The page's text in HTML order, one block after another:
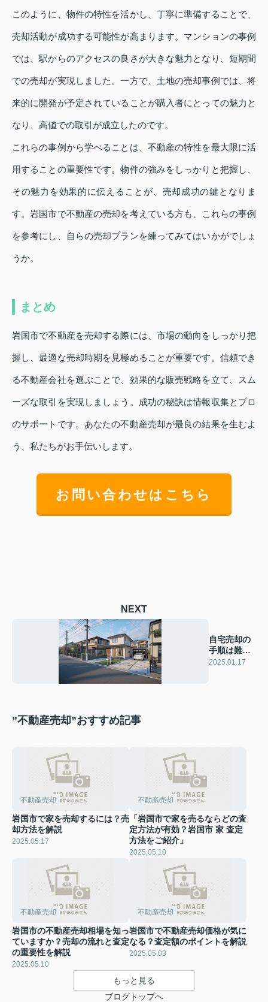
このように、物件の特性を活かし、丁寧に準備することで、
売却活動が成功する可能性が高まります。マンションの事例
では、駅からのアクセスの良さが大きな魅力となり、短期間
での売却が実現しました。一方で、土地の売却事例では、将
来的に開発が予定されていることが購入者にとっての魅力と
なり、高値での取引が成立したのです。
これらの事例から学べることは、不動産の特性を最大限に活
用することの重要性です。物件の強みをしっかりと把握し、
その魅力を効果的に伝えることが、売却成功の鍵となりま
す。岩国市で不動産の売却を考えている方も、これらの事例
を参考にし、自らの売却プランを練ってみてはいかがでしょ
うか。
まとめ
岩国市で不動産を売却する際には、市場の動向をしっかり把
握し、最適な売却時期を見極めることが重要です。信頼でき
る不動産会社を選ぶことで、効果的な販売戦略を立て、スム
ーズな取引を実現しましょう。成功の秘訣は情報収集とプロ
のサポートです。あなたの不動産売却が最良の結果を生むよ
う、私たちがお手伝いします。
お問い合わせはこちら
NEXT
自宅売却の
手順は難し
い？ 流れを
2025.01.17
”不動産売却”おすすめ記事
不動産売却
岩国市で家を売却するには？売
却方法を解説
2025.05.17
不動産売却
「岩国市で家を売るならどの査
定方法が有効？岩国市 家 査定
方法をご紹介」
2025.05.10
不動産売却
岩国市の不動産売却相場を知っ
ていますか？売却の流れと査定
の重要性を解説
2025.05.10
不動産売却
岩国市で不動産売却価格が気に
なる？査定額のポイントを解説
2025.05.03
もっと見る
ブログトップへ